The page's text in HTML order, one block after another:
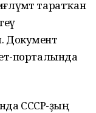
таратҡан
Документ
порталында
СССР-ҙың